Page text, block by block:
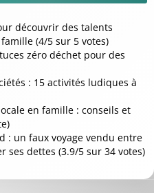
découvrir des talents
(4/5 sur 5 votes)
zéro déchet pour des
: 15 activités ludiques à
en famille : conseils et
: un faux voyage vendu entre
ses dettes (3.9/5 sur 34 votes)